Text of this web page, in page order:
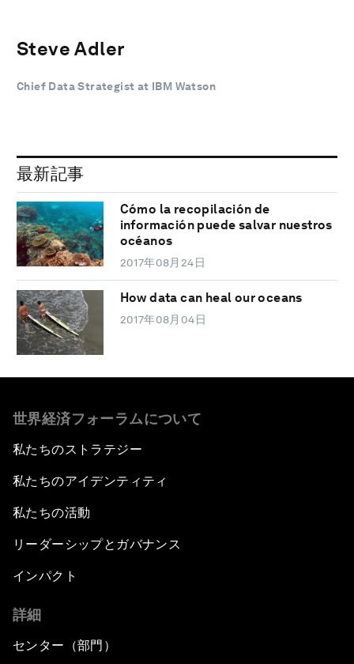
Steve Adler
Chief Data Strategist at IBM Watson
最新記事
Cómo la recopilación de
información puede salvar nuestros
océanos
2017年08月24日
How data can heal our oceans
2017年08月04日
世界経済フォーラムについて
私たちのストラテジー
私たちのアイデンティティ
私たちの活動
リーダーシップとガバナンス
インパクト
詳細
センター（部門）